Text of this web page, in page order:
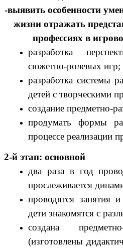
-выявить особенности
жизни отражать
профессиях в
разработка
сюжетно-ролевых игр;
разработка системы
детей с творческими
создание предметно-
продумать формы
процессе реализации
2-й этап: основной
два раза в год
прослеживается
проводятся занятия
дети знакомятся с
создана
(изготовлены